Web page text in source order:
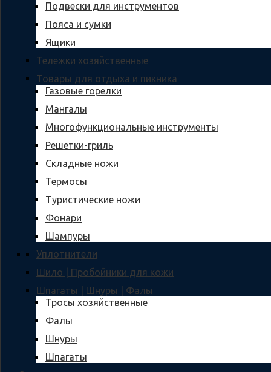
Подвески для инструментов
Пояса и сумки
Ящики
Тележки хозяйственные
Товары для отдыха и пикника
Газовые горелки
Мангалы
Многофункциональные инструменты
Решетки-гриль
Складные ножи
Термосы
Туристические ножи
Фонари
Шампуры
Уплотнители
Шило | Пробойники для кожи
Шпагаты | Шнуры | Фалы
Тросы хозяйственные
Фалы
Шнуры
Шпагаты